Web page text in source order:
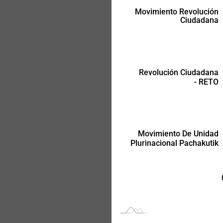
Movimiento De Unidad
Plurinacional Pachakutik
Revolución Ciudadana
- RETO
Movimiento Revolución
Ciudadana